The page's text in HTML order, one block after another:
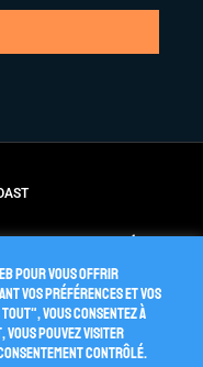
pour vous offrir
vos préférences et vos
vous consentez à
vous pouvez visiter
contrôlé.